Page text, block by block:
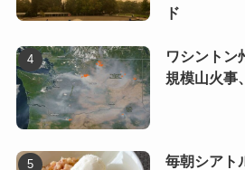
ド
ワシントン
規模山火事
毎朝シアト